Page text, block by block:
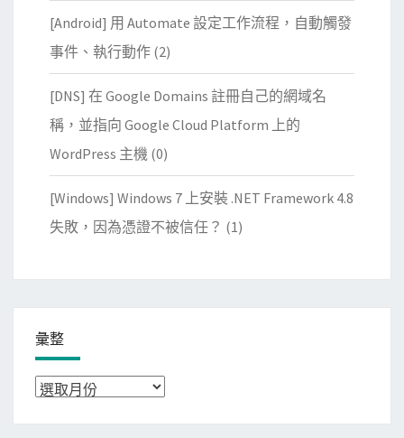
[Android] 用 Automate 設定工作流程，自動觸發
事件、執行動作 (2)
[DNS] 在 Google Domains 註冊自己的網域名
稱，並指向 Google Cloud Platform 上的
WordPress 主機 (0)
[Windows] Windows 7 上安裝 .NET Framework 4.8
失敗，因為憑證不被信任？ (1)
彙整
彙